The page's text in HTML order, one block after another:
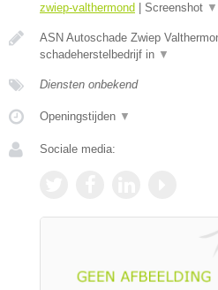
zwiep-valthermond
Screenshot ▼
ASN Autoschade Zwiep
schadeherstelbedrijf in ▼
Diensten onbekend
Openingstijden ▼
Sociale media: